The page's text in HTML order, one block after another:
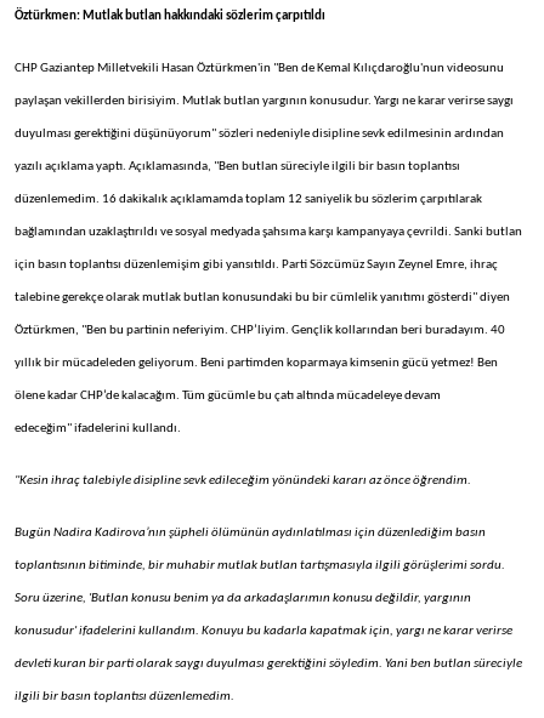
Öztürkmen: Mutlak butlan hakkındaki sözlerim çarpıtıldı
CHP Gaziantep Milletvekili Hasan Öztürkmen'in "Ben de Kemal Kılıçdaroğlu'nun videosunu
paylaşan vekillerden birisiyim. Mutlak butlan yargının konusudur. Yargı ne karar verirse saygı
duyulması gerektiğini düşünüyorum" sözleri nedeniyle disipline sevk edilmesinin ardından
yazılı açıklama yaptı. Açıklamasında, "Ben butlan süreciyle ilgili bir basın toplantısı
düzenlemedim. 16 dakikalık açıklamamda toplam 12 saniyelik bu sözlerim çarpıtılarak
bağlamından uzaklaştırıldı ve sosyal medyada şahsıma karşı kampanyaya çevrildi. Sanki butlan
için basın toplantısı düzenlemişim gibi yansıtıldı. Parti Sözcümüz Sayın Zeynel Emre, ihraç
talebine gerekçe olarak mutlak butlan konusundaki bu bir cümlelik yanıtımı gösterdi" diyen
Öztürkmen, "Ben bu partinin neferiyim. CHP’liyim. Gençlik kollarından beri buradayım. 40
yıllık bir mücadeleden geliyorum. Beni partimden koparmaya kimsenin gücü yetmez! Ben
ölene kadar CHP’de kalacağım. Tüm gücümle bu çatı altında mücadeleye devam
edeceğim" ifadelerini kullandı.
"Kesin ihraç talebiyle disipline sevk edileceğim yönündeki kararı az önce öğrendim.
Bugün Nadira Kadirova’nın şüpheli ölümünün aydınlatılması için düzenlediğim basın
toplantısının bitiminde, bir muhabir mutlak butlan tartışmasıyla ilgili görüşlerimi sordu.
Soru üzerine, 'Butlan konusu benim ya da arkadaşlarımın konusu değildir, yargının
konusudur' ifadelerini kullandım. Konuyu bu kadarla kapatmak için, yargı ne karar verirse
devleti kuran bir parti olarak saygı duyulması gerektiğini söyledim. Yani ben butlan süreciyle
ilgili bir basın toplantısı düzenlemedim.